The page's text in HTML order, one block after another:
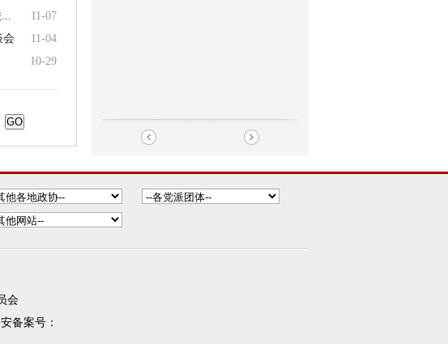
11-07
11-04
会
10-29
GO
会
备案号：